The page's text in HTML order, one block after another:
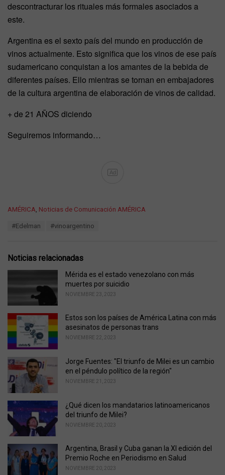
descontracturar los rituales más formales asociados a
este.
Argentina es el sexto país del mundo en producción de
vinos actualmente. Esto significa que los vinos de ese país
sudamericano conquistan a los amantes de la bebida de
diferentes países. Ello mientras se tornan en embajadores
de la cultura argentina de elaboración de vinos de calidad.
+ de 21 AÑOS diciendo
Seguiremos informando…
Ad
C
o
r
i
AMÉRICA, Noticias de Comunicación AMÉRICA
:
#Edelman #vinoargentino
Noticias relacionadas
Mérida es el estado venezolano con más
muertes por suicidio
NOVIEMBRE 23, 2023
Estos son los países de América Latina con más
asesinatos de personas trans
NOVIEMBRE 22, 2023
Jorge Fuentes: "El triunfo de Milei es un cambio
en el péndulo político de la región"
NOVIEMBRE 21, 2023
¿Qué dicen los mandatarios latinoamericanos
del triunfo de Milei?
NOVIEMBRE 20, 2023
Argentina, Brasil y Cuba ganan la XI edición del
Premio Roche en Periodismo en Salud
NOVIEMBRE 20, 2023